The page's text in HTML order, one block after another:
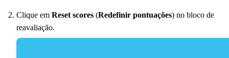
Clique em Reset scores (Redefinir pontuações) no bloco de
reavaliação.